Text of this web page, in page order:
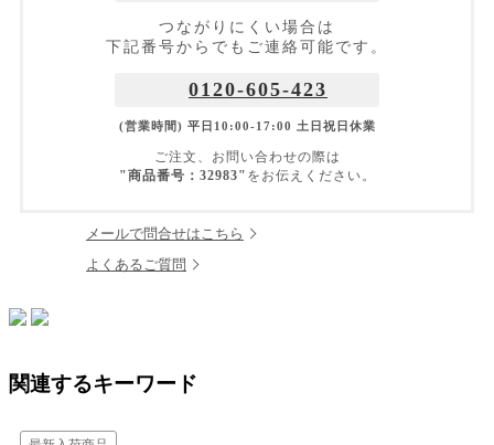
つながりにくい場合は
下記番号からでもご連絡可能です。
0120-605-423
(営業時間) 平日10:00-17:00 土日祝日休業
ご注文、お問い合わせの際は
"商品番号：32983" をお伝えください。
メールで問合せはこちら
よくあるご質問
関連するキーワード